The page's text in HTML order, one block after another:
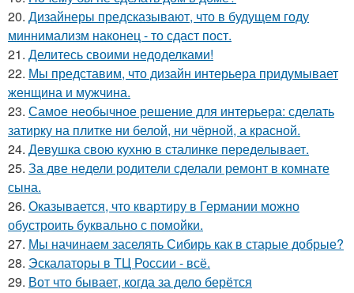
20. Дизайнеры предсказывают, что в будущем году
миннимализм наконец - то сдаст пост.
21. Делитесь своими недоделками!
22. Мы представим, что дизайн интерьера придумывает
женщина и мужчина.
23. Самое необычное решение для интерьера: сделать
затирку на плитке ни белой, ни чёрной, а красной.
24. Девушка свою кухню в сталинке переделывает.
25. За две недели родители сделали ремонт в комнате
сына.
26. Оказывается, что квартиру в Германии можно
обустроить буквально с помойки.
27. Мы начинаем заселять Сибирь как в старые добрые?
28. Эскалаторы в ТЦ России - всё.
29. Вот что бывает, когда за дело берётся